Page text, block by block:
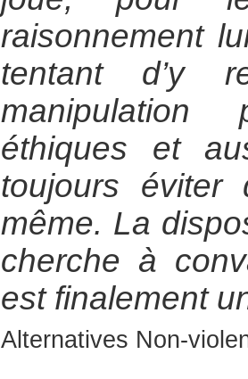
raisonnement
tentant d’y
éthiques et
toujours éviter
même. La
cherche à
est finalement
Alternatives Non-